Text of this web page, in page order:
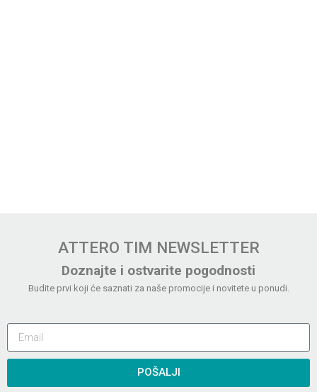
ATTERO TIM NEWSLETTER
Doznajte i ostvarite pogodnosti
Budite prvi koji će saznati za naše promocije i novitete u ponudi.
POŠALJI